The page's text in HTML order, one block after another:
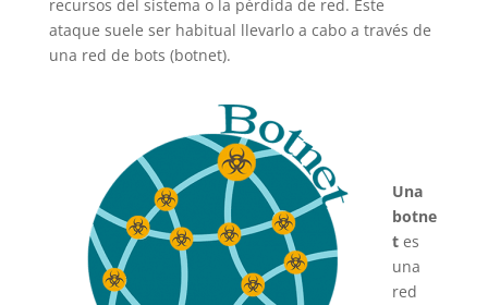
recursos del sistema o la pérdida de red. Este
ataque suele ser habitual llevarlo a cabo a través de
una red de bots (botnet).
Una
botne
tes
una
red